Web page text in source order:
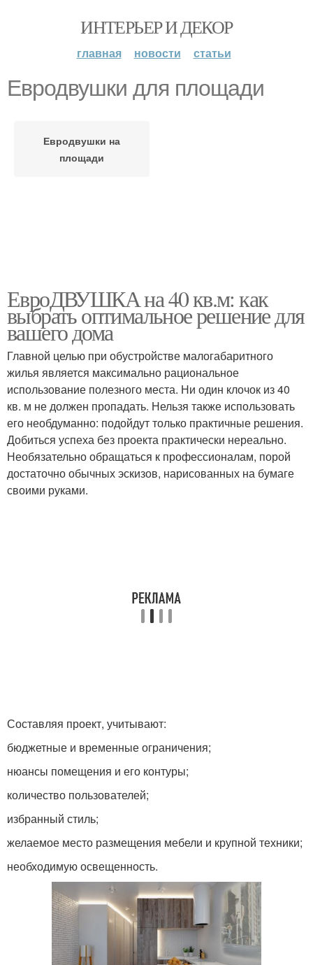
ИНТЕРЬЕР И ДЕКОР
главная новости статьи
Евродвушки для площади
Евродвушки на
площади
ЕвроДВУШКА на 40 кв.м: как
выбрать оптимальное решение для
вашего дома
Главной целью при обустройстве малогабаритного
жилья является максимально рациональное
использование полезного места. Ни один клочок из 40
кв. м не должен пропадать. Нельзя также использовать
его необдуманно: подойдут только практичные решения.
Добиться успеха без проекта практически нереально.
Необязательно обращаться к профессионалам, порой
достаточно обычных эскизов, нарисованных на бумаге
своими руками.
Составляя проект, учитывают:
бюджетные и временные ограничения;
нюансы помещения и его контуры;
количество пользователей;
избранный стиль;
желаемое место размещения мебели и крупной техники;
необходимую освещенность.